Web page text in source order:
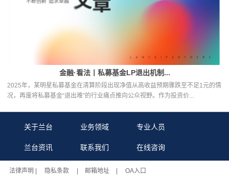
金融·看法丨私募基金LP退出机制...
2025年，某明星私募基金在清算阶段出现净值从高收益预期骤跌至不足1元的情
况，再度将私募基金“退出难”的行业痛点推向公众视野。作为投资价...
关于兰台 业务领域 专业人员
兰台资讯 联系我们 在线咨询
法律声明 | 隐私条款 | 邮箱地址
| OA入口